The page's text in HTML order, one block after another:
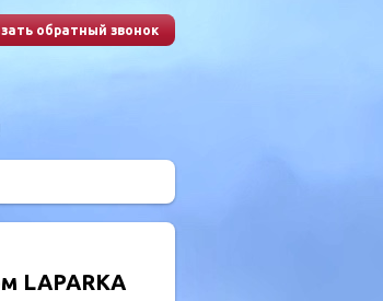
обратный звонок
LAPARKA